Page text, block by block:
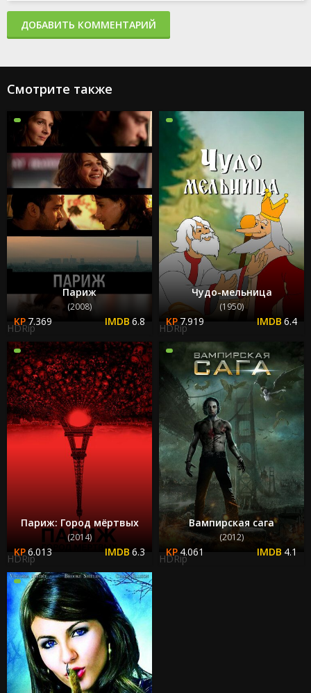
ДОБАВИТЬ КОММЕНТАРИЙ
Смотрите также
Париж
(2008)
7.369 6.8
HDRip
Чудо-мельница
(1950)
7.919 6.4
HDRip
Париж: Город мёртвых
(2014)
6.013 6.3
HDRip
Вампирская сага
(2012)
4.061 4.1
HDRip